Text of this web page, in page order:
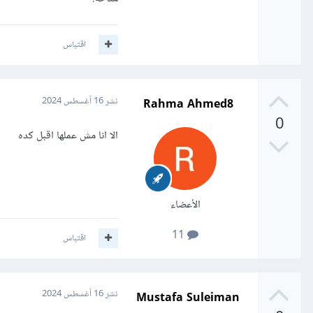
اقتباس
0
Rahma Ahmed8
الأعضاء
نشر16 أغسطس 2024
الا انا مش عملها اقبل كده
اقتباس
Mustafa Suleiman نشر16 أغسطس 2024